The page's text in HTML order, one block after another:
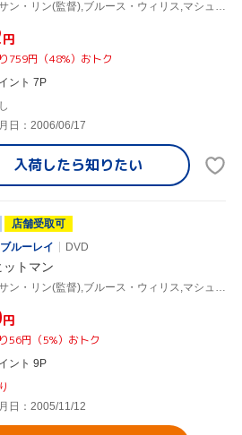
ジョナサン・リン(監督),ブルース・ウィリス,マシュー・ペリー
円
759円（48%）おトク
ント 7P
日：2006/06/17
入荷したら知りたい
店舗受取可
ルーレイ
DVD
ットマン
ジョナサン・リン(監督),ブルース・ウィリス,マシュー・ペリー
円
56円（5%）おトク
ント 9P
日：2005/11/12